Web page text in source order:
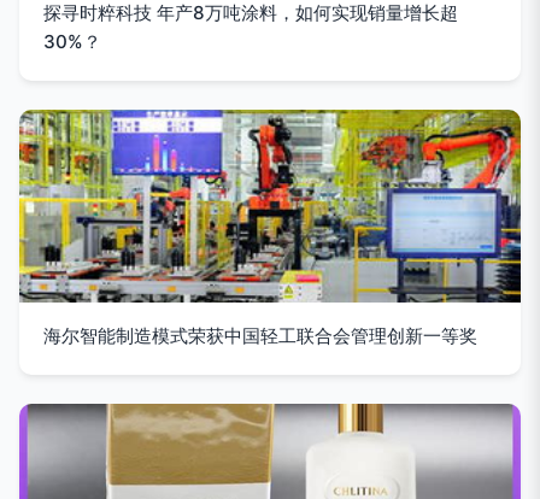
探寻时粹科技 年产8万吨涂料，如何实现销量增长超
30%？
海尔智能制造模式荣获中国轻工联合会管理创新一等奖